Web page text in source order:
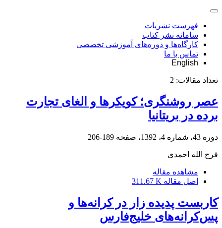
فهرست نشریات
سامانه نشر کتاب
کارگاه‌ها و دوره‌های آموزشی تخصصی
تماس با ما
English
تعداد مقالات: 2
عصر روشنگری؛ کویکرها و الغای تجارت
برده در بریتانیا
دوره 43، شماره 4، 1392، صفحه 189-206
فرج الله احمدی
مشاهده مقاله
اصل مقاله 311.67 K
کاربست پدیده زار در کرانه‌ها و
پس‌کرانه‌های خلیج‌فارس